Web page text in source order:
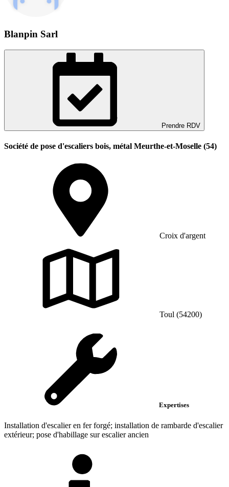
Blanpin Sarl
Prendre RDV
Société de pose d'escaliers bois, métal Meurthe-et-Moselle (54)
Croix d'argent
Toul (54200)
Expertises
Installation d'escalier en fer forgé; installation de rambarde d'escalier
extérieur; pose d'habillage sur escalier ancien